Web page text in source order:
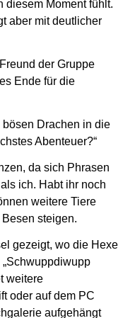
diesem Moment fühlt.
aber mit deutlicher
der Gruppe
Ende für die
bösen Drachen in die
Abenteuer?“
da sich Phrasen
ich. Habt ihr noch
weitere Tiere
steigen.
gezeigt, wo die Hexe
weitere
oder auf dem PC
aufgehängt